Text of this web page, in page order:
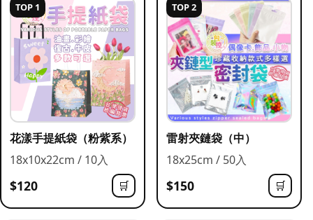
TOP 1
花漾手提紙袋（粉紫系）
18x10x22cm / 10入
$120 🛒
TOP 2
雷射夾鏈袋（中）
18x25cm / 50入
$150 🛒